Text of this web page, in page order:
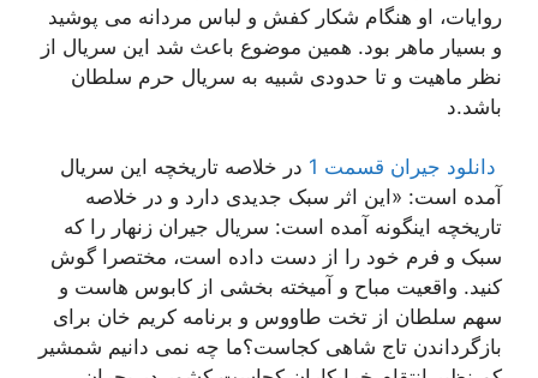
روایات، او هنگام شکار کفش و لباس مردانه می پوشید
و بسیار ماهر بود. همین موضوع باعث شد این سریال از
نظر ماهیت و تا حدودی شبیه به سریال حرم سلطان
باشد.د
دانلود جیران قسمت 1
در خلاصه تاریخچه این سریال
آمده است: «این اثر سبک جدیدی دارد و در خلاصه
تاریخچه اینگونه آمده است: سریال جیران زنهار را که
سبک و فرم خود را از دست داده است، مختصرا گوش
کنید. واقعیت مباح و آمیخته بخشی از کابوس هاست و
سهم سلطان از تخت طاووس و برنامه کریم خان برای
بازگرداندن تاج شاهی کجاست؟ما چه نمی دانیم شمشیر